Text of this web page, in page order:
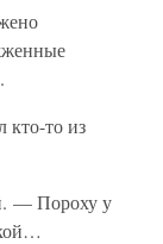
то из
— Пороху у